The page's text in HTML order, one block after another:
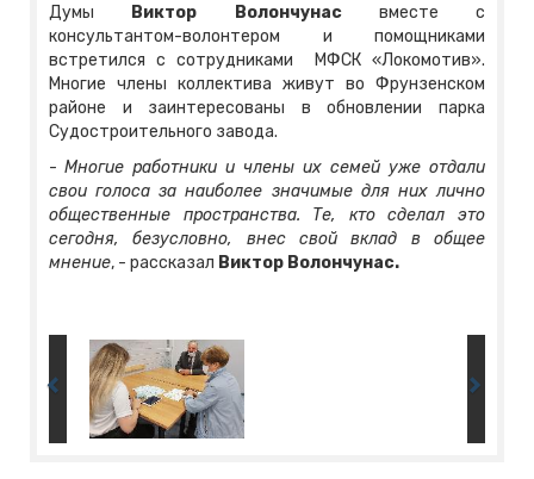
Думы
Виктор Волончунасвместе с
консультантом-волонтером и помощниками
встретился с сотрудниками МФСК «Локомотив».
Многие члены коллектива живут во Фрунзенском
районе и заинтересованы в обновлении парка
Судостроительного завода.
- Многие работники и члены их семей уже отдали
свои голоса за наиболее значимые для них лично
общественные пространства. Те, кто сделал это
сегодня, безусловно, внес свой вклад в общее
мнение, - рассказал Виктор Волончунас.